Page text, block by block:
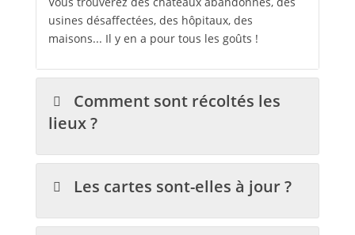
usines désaffectées, des hôpitaux, des
maisons... Il y en a pour tous les goûts !
Comment sont récoltés les
lieux ?
Les cartes sont-elles à jour ?